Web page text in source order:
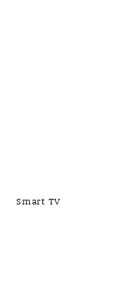
Smart TV